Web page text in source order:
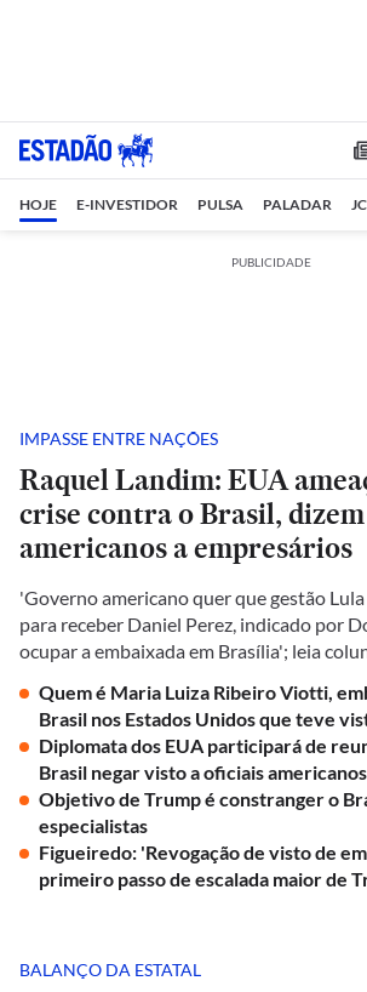
HOJE E-INVESTIDOR PULSA PALADAR JC
PUBLICIDADE
IMPASSE ENTRE NAÇÕES
Raquel Landim: EUA
crise contra o Brasil,
americanos a empresários
'Governo americano quer que gestão
para receber Daniel Perez, indicado por
ocupar a embaixada em Brasília'; leia
Quem é Maria Luiza Ribeiro Viotti,
Brasil nos Estados Unidos que teve
Diplomata dos EUA participará de
Brasil negar visto a oficiais americanos
Objetivo de Trump é constranger o
especialistas
Figueiredo: 'Revogação de visto de
primeiro passo de escalada maior de
BALANÇO DA ESTATAL